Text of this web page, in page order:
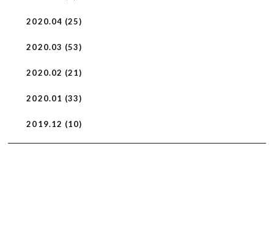
2020.04 (25)
2020.03 (53)
2020.02 (21)
2020.01 (33)
2019.12 (10)